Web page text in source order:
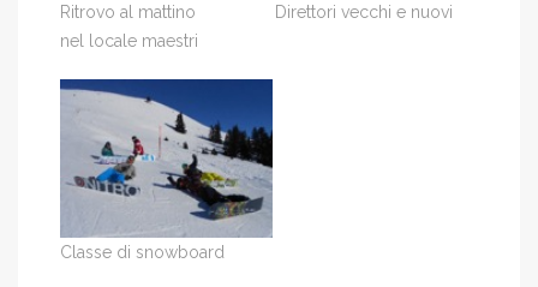
Ritrovo al mattino
nel locale maestri
Direttori vecchi e nuovi
Classe di snowboard